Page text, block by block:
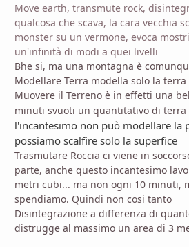
Move earth, transmute rock,
qualcosa che scava, la cara vecchia
monster su un vermone, evoca
un'infinità di modi a quei livelli
Bhe si, ma una montagna è
Modellare Terra modella solo la
Muovere il Terreno è in effetti una
minuti svuoti un quantitativo di terra
l'incantesimo non può modellare la
possiamo scalfire solo la superfice
Trasmutare Roccia ci viene in
parte, anche questo incantesimo
metri cubi... ma non ogni 10 minuti,
spendiamo. Quindi non cosi tanto
Disintegrazione a differenza di
distrugge al massimo un area di 3